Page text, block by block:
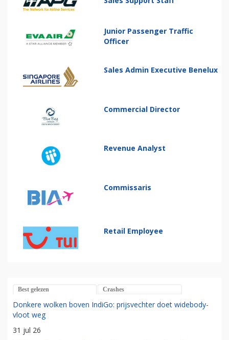
Junior Passenger Traffic
Officer
Sales Admin Executive Benelux
Commercial Director
Revenue Analyst
Commissaris
Retail Employee
Best gelezen Crashes
Donkere wolken boven IndiGo: prijsvechter doet widebody-
vloot weg
31 jul 26